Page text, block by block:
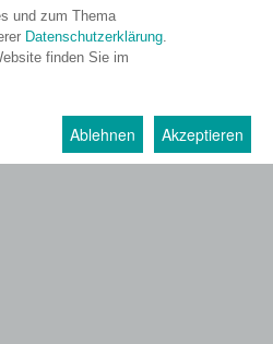
und zum Thema
Datenschutzerklärung.
finden Sie im
Akzeptieren
Ablehnen